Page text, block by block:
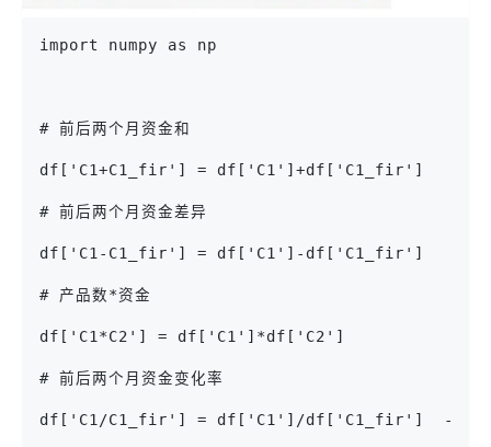
import numpy as np
# 前后两个月资金和
df['C1+C1_fir'] = df['C1']+df['C1_fir']
# 前后两个月资金差异
df['C1-C1_fir'] = df['C1']-df['C1_fir']
# 产品数*资金
df['C1*C2'] = df['C1']*df['C2']
# 前后两个月资金变化率
df['C1/C1_fir'] = df['C1']/df['C1_fir']  - 1